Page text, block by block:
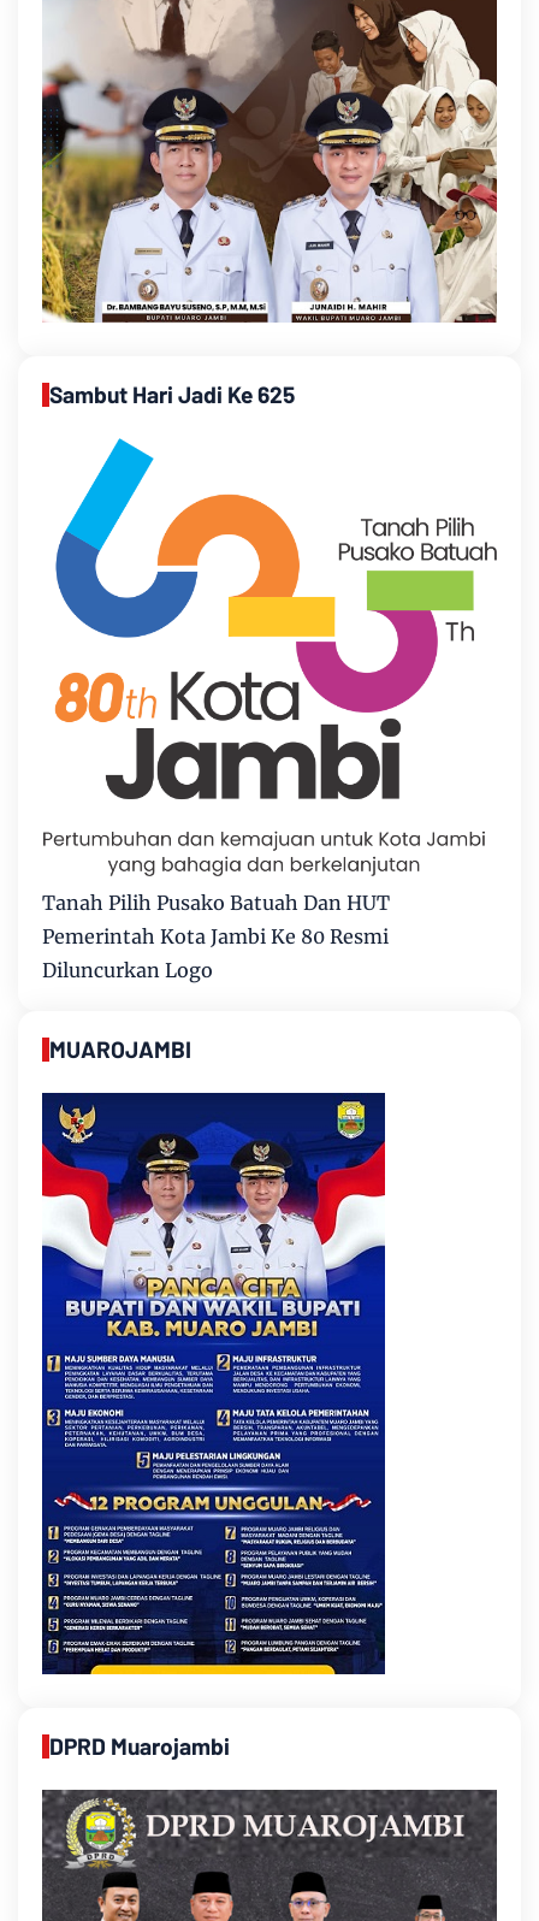
Sambut Hari Jadi Ke 625
Tanah Pilih Pusako Batuah Dan HUT
Pemerintah Kota Jambi Ke 80 Resmi
Diluncurkan Logo
MUAROJAMBI
DPRD Muarojambi